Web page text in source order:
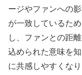
ージやファンへの
が一致しているた
し、ファンとの距
込められた意味を
に共感しやすくな